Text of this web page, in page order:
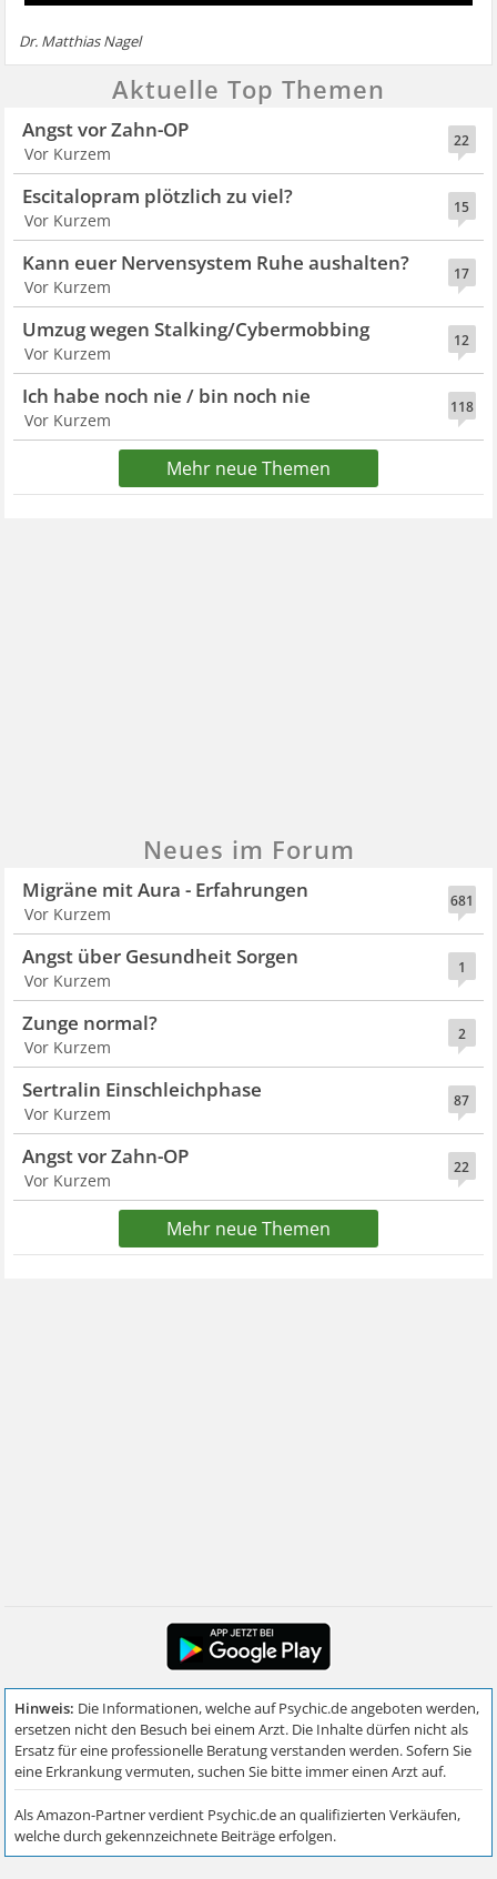
Dr. Matthias Nagel
Aktuelle Top Themen
22
Angst vor Zahn-OP
Vor Kurzem
15
Escitalopram plötzlich zu viel?
Vor Kurzem
17
Kann euer Nervensystem Ruhe aushalten?
Vor Kurzem
12
Umzug wegen Stalking/Cybermobbing
Vor Kurzem
118
Ich habe noch nie / bin noch nie
Vor Kurzem
Mehr neue Themen
Neues im Forum
681
Migräne mit Aura - Erfahrungen
Vor Kurzem
1
Angst über Gesundheit Sorgen
Vor Kurzem
2
Zunge normal?
Vor Kurzem
87
Sertralin Einschleichphase
Vor Kurzem
22
Angst vor Zahn-OP
Vor Kurzem
Mehr neue Themen